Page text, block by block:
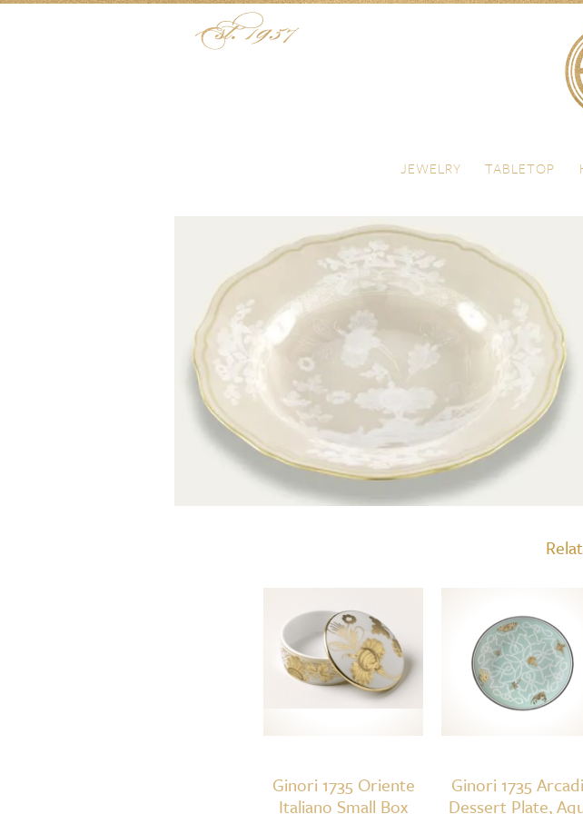
JEWELRY TABLETOP
Ginori 1735 Oriente
Italiano Small Box
Ginori 1735
Dessert Plate,